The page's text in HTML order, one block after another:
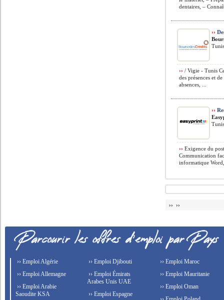
dentaires, –
››
›› / Vigie - Tunis
des présences et
absences, ...
››
›› Exigence du
Communication
informatique
›› ››
›› Emploi Algérie
›› Emploi Allemagne
›› Emploi Arabie
Saoudite KSA
›› Emploi Djibouti
›› Emploi Émirats
Arabes Unis UAE
›› Emploi Espagne
›› Emploi Maroc
›› Emploi Mauritanie
›› Emploi Oman